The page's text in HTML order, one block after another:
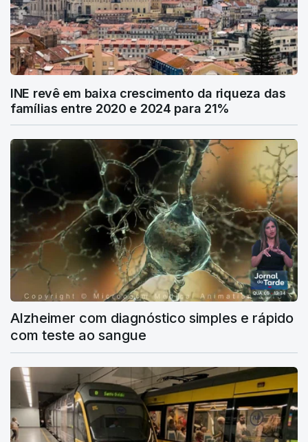
INE revê em baixa crescimento da riqueza das
famílias entre 2020 e 2024 para 21%
Alzheimer com diagnóstico simples e rápido
com teste ao sangue